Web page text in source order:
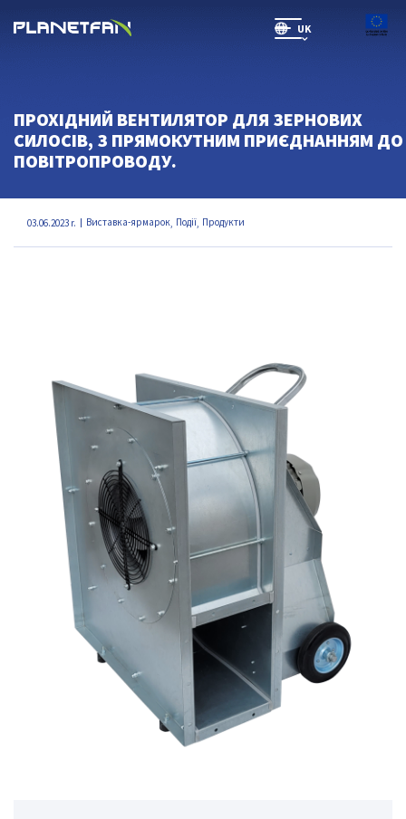
UK
ПРОХІДНИЙ ВЕНТИЛЯТОР ДЛЯ ЗЕРНОВИХ
СИЛОСІВ, З ПРЯМОКУТНИМ ПРИЄДНАННЯМ ДО
ПОВІТРОПРОВОДУ.
03.06.2023 r. Виставка-ярмарок Події Продукти